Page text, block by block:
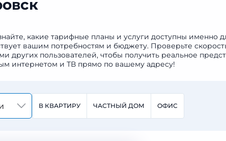
какие тарифные планы и услуги доступны именно
вашим потребностям и бюджету. Проверьте
пользователей, чтобы получить реальное
интернетом и ТВ прямо по вашему адресу!
В КВАРТИРУ ЧАСТНЫЙ ДОМ ОФИС